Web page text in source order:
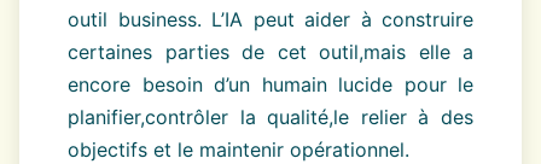
outil business. L’IA peut aider à construire
certaines parties de cet outil,mais elle a
encore besoin d’un humain lucide pour le
planifier,contrôler la qualité,le relier à des
objectifs et le maintenir opérationnel.